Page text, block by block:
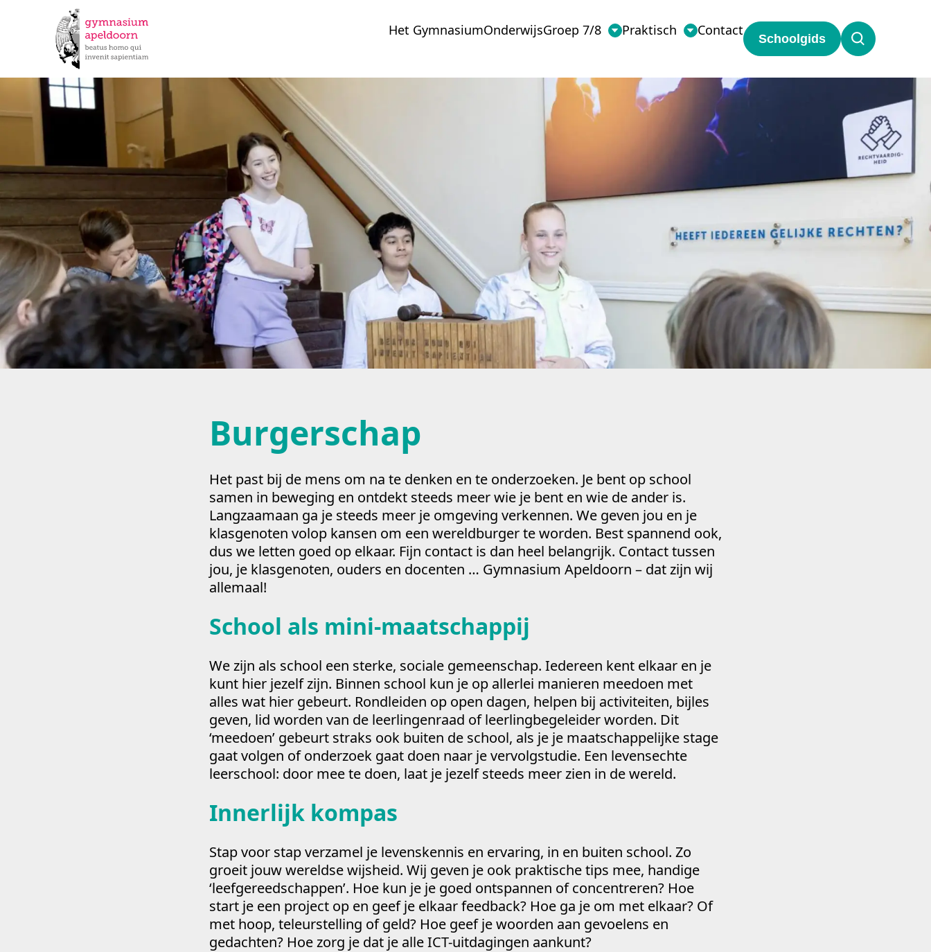
Het GymnasiumOnderwijsGroep 7/8 Praktisch Contact
Schoolgids
Burgerschap
Burgerschap
Het past bij de mens om na te denken en te onderzoeken. Je bent op school
samen in be­weging en ontdekt steeds meer wie je bent en wie de ander is.
Langzaamaan ga je steeds meer je omgeving verkennen. We geven jou en je
klasgenoten volop kansen om een wereldburger te worden. Best spannend ook,
dus we letten goed op elkaar. Fijn contact is dan heel belangrijk. Contact tussen
jou, je klasgenoten, ouders en docenten … Gymnasium Apeldoorn – dat zijn wij
allemaal!
School als mini-maatschappij
We zijn als school een sterke, sociale gemeenschap. Iedereen kent elkaar en je
kunt hier jezelf zijn. Binnen school kun je op allerlei manieren meedoen met
alles wat hier gebeurt. Rondleiden op open dagen, helpen bij activiteiten, bijles
geven, lid worden van de leerlingenraad of leerlingbegeleider worden. Dit
‘meedoen’ gebeurt straks ook buiten de school, als je je maatschappelijke stage
gaat volgen of onderzoek gaat doen naar je vervolgstudie. Een levensechte
leerschool: door mee te doen, laat je jezelf steeds meer zien in de wereld.
Innerlijk kompas
Stap voor stap verzamel je levenskennis en ervaring, in en buiten school. Zo
groeit jouw wereldse wijsheid. Wij geven je ook praktische tips mee, handige
‘leefgereedschappen’. Hoe kun je je goed ontspannen of concentreren? Hoe
start je een project op en geef je elkaar feedback? Hoe ga je om met elkaar? Of
met hoop, teleurstelling of geld? Hoe geef je woorden aan gevoelens en
gedachten? Hoe zorg je dat je alle ICT-uitda­gingen aankunt?